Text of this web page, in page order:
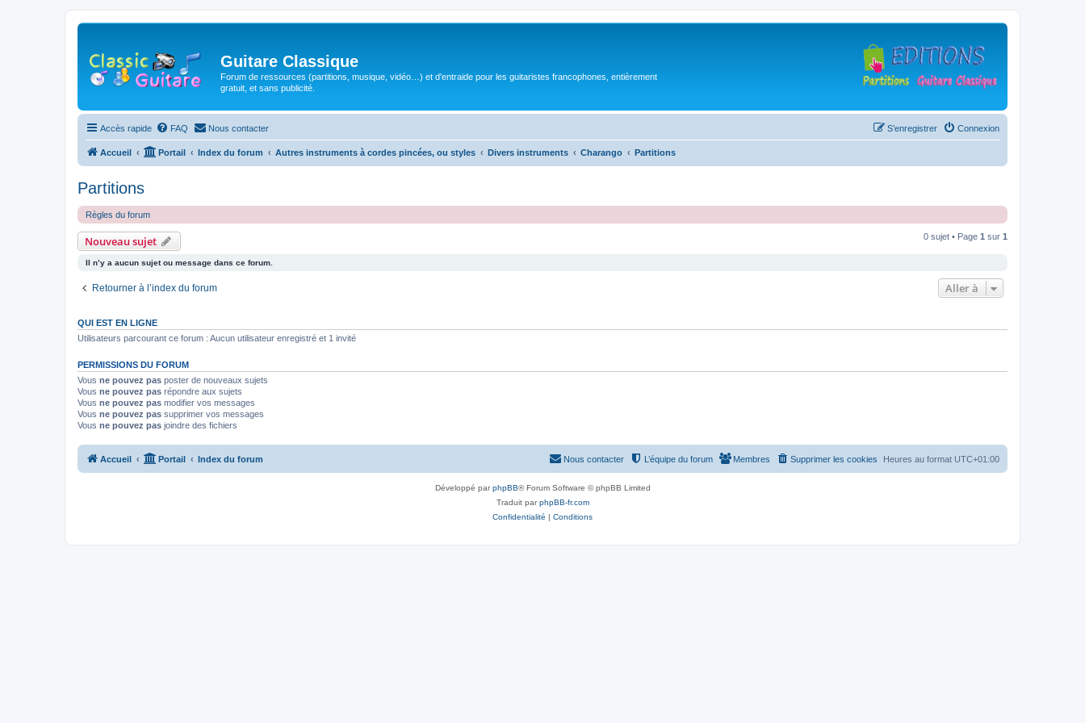
Guitare Classique
Forum de ressources (partitions, musique, vidéo…) et d'entraide pour les guitaristes francophones, entièrement
gratuit, et sans publicité.
Accès rapide FAQ Nous contacter Connexion
S’enregistrer
Accueil Portail Index du forum Autres instruments à cordes pincées, ou styles Divers instruments Charango Partitions
Partitions
Règles du forum
Nouveau sujet 0 sujet • Page 1 sur 1
Il n’y a aucun sujet ou message dans ce forum.
Retourner à l’index du forum Aller à
QUI EST EN LIGNE
Utilisateurs parcourant ce forum : Aucun utilisateur enregistré et 1 invité
PERMISSIONS DU FORUM
Vous ne pouvez pas poster de nouveaux sujets
Vous ne pouvez pas répondre aux sujets
Vous ne pouvez pas modifier vos messages
Vous ne pouvez pas supprimer vos messages
Vous ne pouvez pas joindre des fichiers
Accueil Portail Index du forum Heures au format UTC+01:00
Supprimer les cookies
Membres
L’équipe du forum
Nous contacter
Développé parphpBB® Forum Software © phpBB Limited
Traduit parphpBB-fr.com
Confidentialité | Conditions